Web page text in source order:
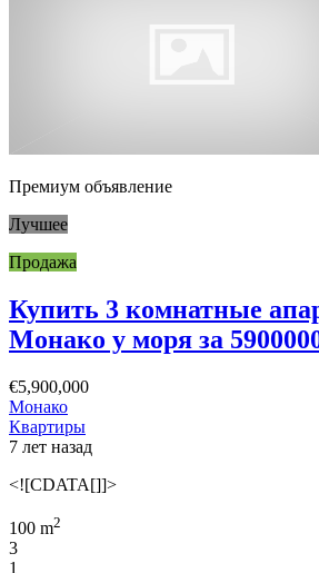
Премиум объявление
Лучшее
Продажа
Купить 3 комнатные
Монако у моря за
€5,900,000
Монако
Квартиры
7 лет назад
<![CDATA[]]>
100 m2
3
1